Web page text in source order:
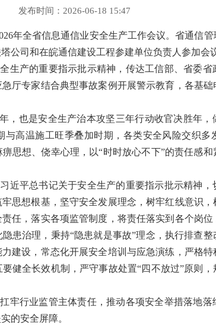
发布时间：2026-06-18 15:47
年全省信息通信业安全生产工作会议。省通信
公司和在皖通信建设工程参建单位负责人参加会
生产的重要指示批示精神，传达工信部、省委省
厅专家结合典型事故案例开展警示教育， 各基础
，也是安全生产治本攻坚三年行动收官决胜年
与高温施工旺季叠加时期，各类安全风险交织多
思想、侥幸心理，以“时时放心不下”的责任感
近平总书记关于安全生产的重要指示批示精神，
牢思想根基，坚守安全发展理念，树牢红线意识，
任，落实各项监管制度，将责任落实到各个岗位
患治理，秉持“隐患就是事故”理念，执行排查
建设，常态化开展安全培训与应急演练，严格
健全长效机制，严守事故处置“四不放过”原则
牢行业监管主体责任，推动各项安全举措落地落
的安全屏障。